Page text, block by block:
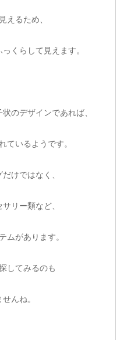
えるため、
くらして見えます。
のデザインであれば、
ているようです。
けではなく、
リー類など、
ムがあります。
してみるのも
んね。